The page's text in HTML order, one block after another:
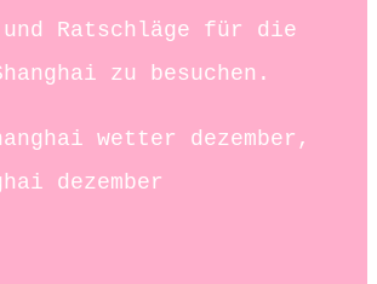
und Ratschläge für die
zu besuchen.
wetter dezember,
dezember